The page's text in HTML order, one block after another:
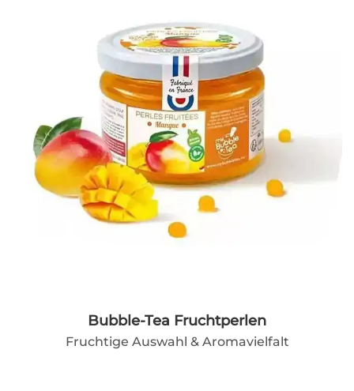
Bubble-Tea Fruchtperlen
Fruchtige Auswahl & Aromavielfalt